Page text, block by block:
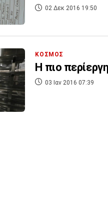
02 Δεκ 2016 19:50
ΚΟΣΜΟΣ
Η πιο
03 Ιαν 2016 07:39